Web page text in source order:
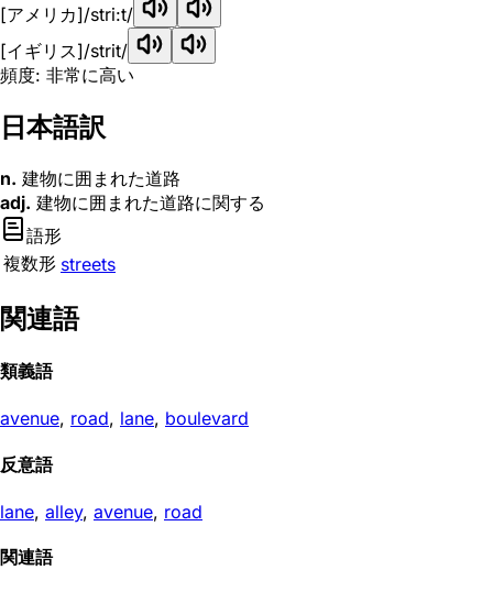
[アメリカ]/stri:t/
[イギリス]/strit/
頻度: 非常に高い
日本語訳
n. 建物に囲まれた道路
adj. 建物に囲まれた道路に関する
語形
複数形 streets
関連語
類義語
avenue, road, lane, boulevard
反意語
lane, alley, avenue, road
関連語